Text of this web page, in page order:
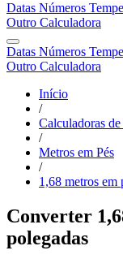
Datas Números
Outro Calculadora
Datas Números
Outro Calculadora
Início
/
Calculadoras
/
Metros em Pés
/
1,68 metros em
Converter
polegadas